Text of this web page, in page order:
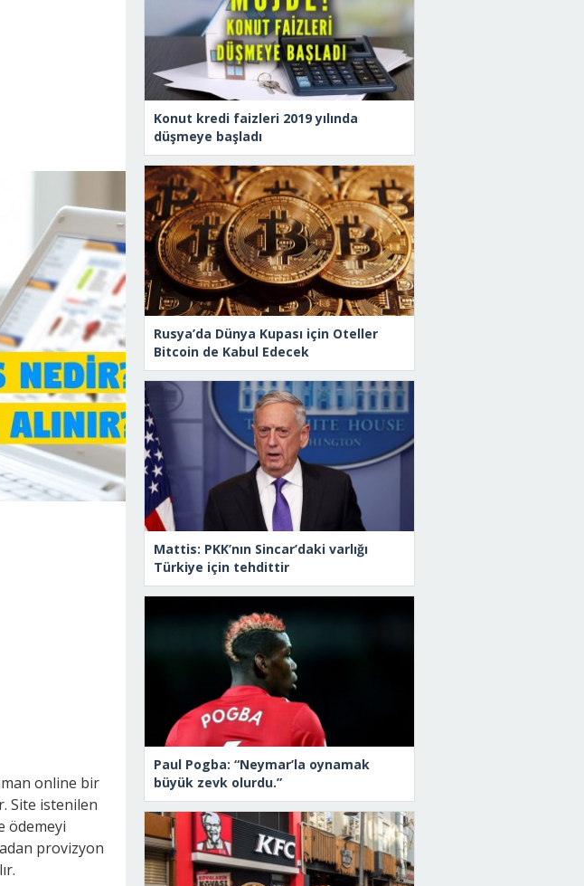
online bir
Site istenilen
ödemeyi
provizyon
Konut kredi faizleri 2019 yılında
düşmeye başladı
Rusya’da Dünya Kupası için Oteller
Bitcoin de Kabul Edecek
Mattis: PKK’nın Sincar’daki varlığı
Türkiye için tehdittir
Paul Pogba: “Neymar’la oynamak
büyük zevk olurdu.”